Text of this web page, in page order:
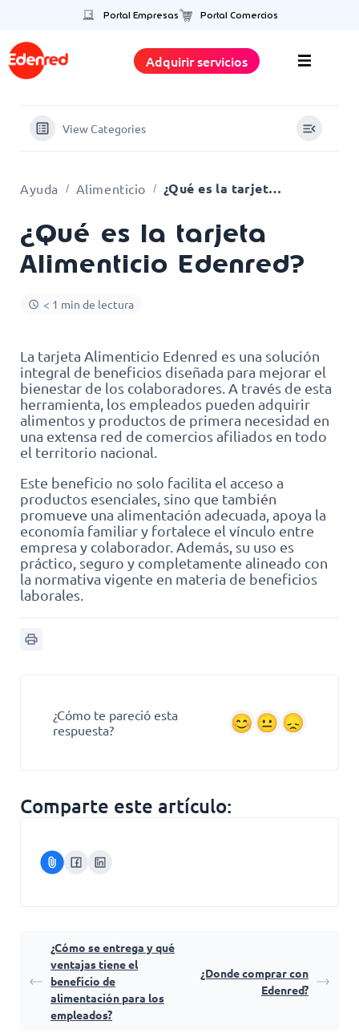
Portal Empresas Portal Comercios
Adquirir servicios
View Categories
Ayuda Alimenticio ¿Qué es la tarjeta Alimenticio Edenred?
¿Qué es la tarjeta
Alimenticio Edenred?
< 1 min de lectura
La tarjeta Alimenticio Edenred es una solución
integral de beneficios diseñada para mejorar el
bienestar de los colaboradores. A través de esta
herramienta, los empleados pueden adquirir
alimentos y productos de primera necesidad en
una extensa red de comercios afiliados en todo
el territorio nacional.
Este beneficio no solo facilita el acceso a
productos esenciales, sino que también
promueve una alimentación adecuada, apoya la
economía familiar y fortalece el vínculo entre
empresa y colaborador. Además, su uso es
práctico, seguro y completamente alineado con
la normativa vigente en materia de beneficios
laborales.
¿Cómo te pareció esta
respuesta?
Comparte este artículo:
¿Cómo se entrega y qué
ventajas tiene el
beneficio de
alimentación para los
empleados?
¿Donde comprar con
Edenred?